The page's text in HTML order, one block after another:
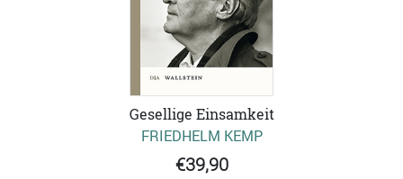
Gesellige Einsamkeit
FRIEDHELM KEMP
€39,90